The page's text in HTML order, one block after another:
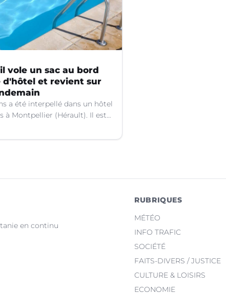
vole un sac au bord
d'hôtel et revient sur
a été interpellé dans un hôtel
à Montpellier (Hérault). Il est
le sac d'une cliente.
en continu
RUBRIQUES
MÉTÉO
INFO TRAFIC
SOCIÉTÉ
FAITS-DIVERS / JUSTICE
CULTURE & LOISIRS
ECONOMIE